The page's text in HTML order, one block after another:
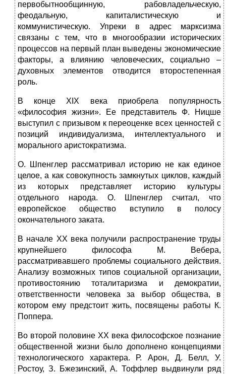
первобытнообщинную, рабовладельческую,
феодальную, капиталистическую и
коммунистическую. Упреки в адрес марксизма
связаны с тем, что в многообразии исторических
процессов на первый план выведены экономические
факторы, а влиянию человеческих, социально –
духовных элементов отводится второстепенная
роль.
В конце XIX века приобрела популярность
«философия жизни». Ее представитель Ф. Ницше
выступил с призывом к переоценке всех ценностей с
позиций индивидуализма, интеллектуального и
морального аристократизма.
О. Шпенглер рассматривал историю не как единое
целое, а как совокупность замкнутых циклов, каждый
из которых представляет историю культуры
отдельного народа. О. Шпенглер считал, что
европейское общество вступило в полосу
окончательного заката.
В начале XX века получили распространение труды
крупнейшего философа М. Вебера,
рассматривавшего проблемы социального действия.
Анализу возможных типов социальной организации,
противостоянию тоталитаризма и демократии,
ответственности человека за выбор общества, в
котором ему предстоит жить, посвящены работы К.
Поппера.
Во второй половине XX века философское познание
общественной жизни было дополнено концепциями
технологического характера. Р. Арон, Д. Белл, У.
Ростоу, З. Бжезинский, А. Тоффлер выдвинули ряд